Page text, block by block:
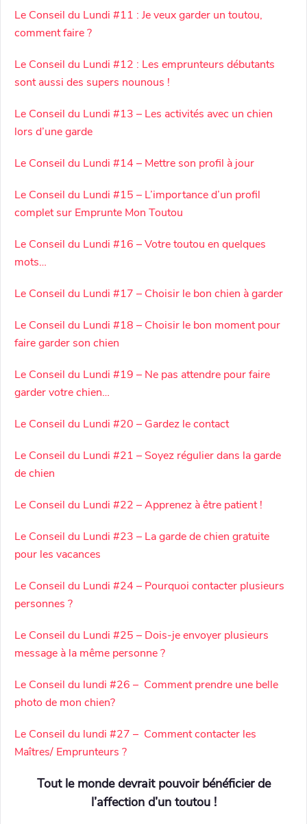
Le Conseil du Lundi #11 : Je veux garder un toutou,
comment faire ?
Le Conseil du Lundi #12 : Les emprunteurs débutants
sont aussi des supers nounous !
Le Conseil du Lundi #13 – Les activités avec un chien
lors d’une garde
Le Conseil du Lundi #14 – Mettre son profil à jour
Le Conseil du Lundi #15 – L’importance d’un profil
complet sur Emprunte Mon Toutou
Le Conseil du Lundi #16 – Votre toutou en quelques
mots…
Le Conseil du Lundi #17 – Choisir le bon chien à garder
Le Conseil du Lundi #18 – Choisir le bon moment pour
faire garder son chien
Le Conseil du Lundi #19 – Ne pas attendre pour faire
garder votre chien…
Le Conseil du Lundi #20 – Gardez le contact
Le Conseil du Lundi #21 – Soyez régulier dans la garde
de chien
Le Conseil du Lundi #22 – Apprenez à être patient !
Le Conseil du Lundi #23 – La garde de chien gratuite
pour les vacances
Le Conseil du Lundi #24 – Pourquoi contacter plusieurs
personnes ?
Le Conseil du Lundi #25 – Dois-je envoyer plusieurs
message à la même personne ?
Le Conseil du lundi #26 – Comment prendre une belle
photo de mon chien?
Le Conseil du lundi #27 – Comment contacter les
Maîtres/ Emprunteurs ?
Tout le monde devrait pouvoir bénéficier de
l’affection d’un toutou !